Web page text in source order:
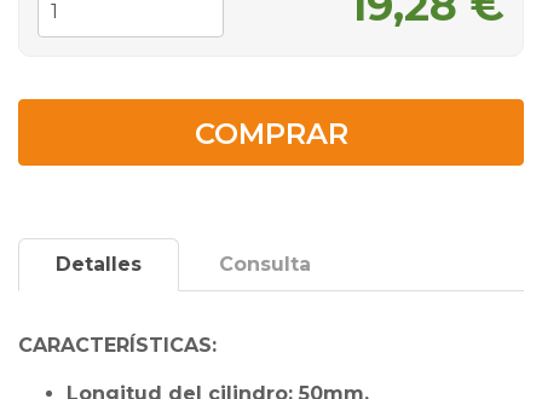
COMPRAR
Detalles Consulta
CARACTERÍSTICAS:
Longitud del cilindro: 50mm.